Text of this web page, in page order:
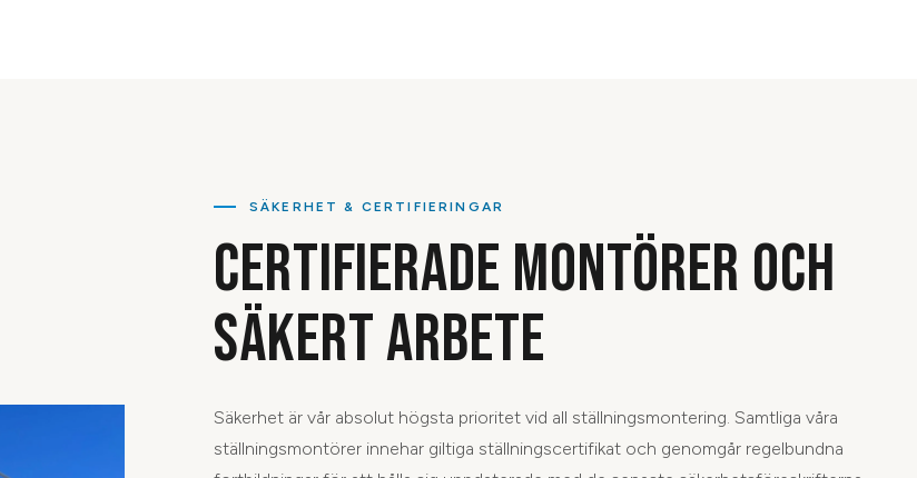
SÄKERHET & CERTIFIERINGAR
CERTIFIERADE MONTÖRER OCH
SÄKERT ARBETE
Säkerhet är vår absolut högsta prioritet vid all ställningsmontering. Samtliga våra
ställningsmontörer innehar giltiga ställningscertifikat och genomgår regelbundna